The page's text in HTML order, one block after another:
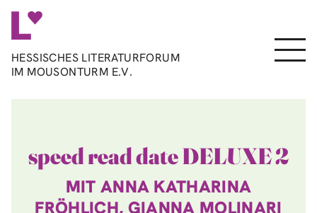
Direkt
Inhalt
HESSISCHES LITERATURFORUM
IM MOUSONTURM E.V.
Menu
speed read date DELUXE 2
MIT ANNA KATHARINA
FRÖHLICH, GIANNA MOLINARI